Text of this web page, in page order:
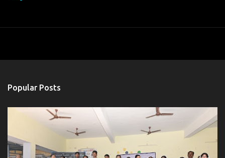
Popular Posts